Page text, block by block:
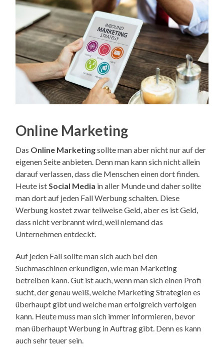
Online Marketing
Das Online Marketingsollte man aber nicht nur auf der
eigenen Seite anbieten. Denn man kann sich nicht allein
darauf verlassen, dass die Menschen einen dort finden.
Heute istSocial Media in aller Munde und daher sollte
man dort auf jeden Fall Werbung schalten. Diese
Werbung kostet zwar teilweise Geld, aber es ist Geld,
dass nicht verbrannt wird, weil niemand das
Unternehmen entdeckt.
Auf jeden Fall sollte man sich auch bei den
Suchmaschinen erkundigen, wie man Marketing
betreiben kann. Gut ist auch, wenn man sich einen Profi
sucht, der genau weiß, welche Marketing Strategien es
überhaupt gibt und welche man erfolgreich verfolgen
kann. Heute muss man sich immer informieren, bevor
man überhaupt Werbung in Auftrag gibt. Denn es kann
auch sehr teuer sein.